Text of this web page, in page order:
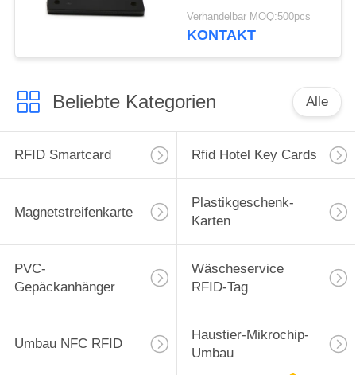
Plastikantimetallumbau
Verhandelbar MOQ:500pcs
KONTAKT
Beliebte Kategorien Alle
RFID Smartcard Rfid Hotel Key Cards
Magnetstreifenkarte
Plastikgeschenk-
Karten
PVC-
Gepäckanhänger
Wäscheservice
RFID-Tag
Umbau NFC RFID
Haustier-Mikrochip-
Umbau